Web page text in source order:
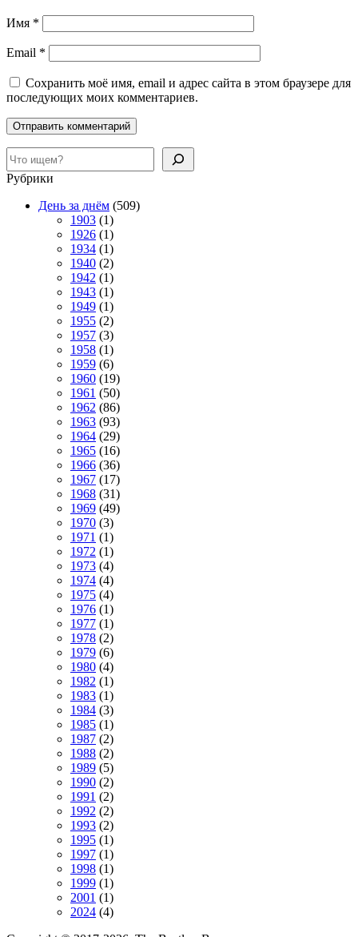
Имя *
Email *
Сохранить моё имя, email и адрес сайта в этом браузере для
последующих моих комментариев.
Поиск
Рубрики
День за днём (509)
1903 (1)
1926 (1)
1934 (1)
1940 (2)
1942 (1)
1943 (1)
1949 (1)
1955 (2)
1957 (3)
1958 (1)
1959 (6)
1960 (19)
1961 (50)
1962 (86)
1963 (93)
1964 (29)
1965 (16)
1966 (36)
1967 (17)
1968 (31)
1969 (49)
1970 (3)
1971 (1)
1972 (1)
1973 (4)
1974 (4)
1975 (4)
1976 (1)
1977 (1)
1978 (2)
1979 (6)
1980 (4)
1982 (1)
1983 (1)
1984 (3)
1985 (1)
1987 (2)
1988 (2)
1989 (5)
1990 (2)
1991 (2)
1992 (2)
1993 (2)
1995 (1)
1997 (1)
1998 (1)
1999 (1)
2001 (1)
2024 (4)